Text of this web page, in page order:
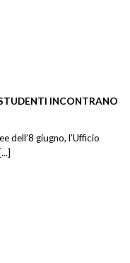
INCONTRANO
dell’8 giugno, l’Ufficio